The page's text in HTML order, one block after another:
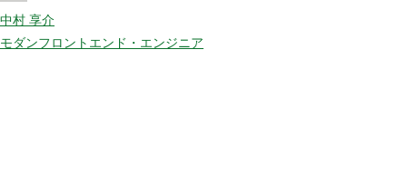
中村 享介
モダンフロントエンド・エンジニア